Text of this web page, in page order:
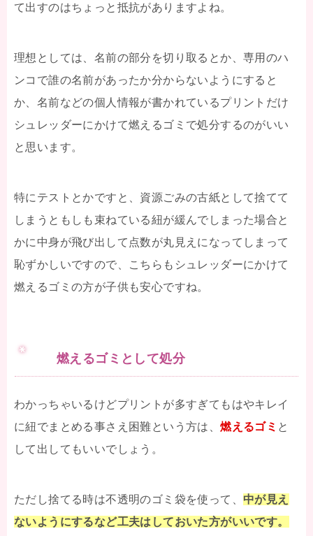
て出すのはちょっと抵抗がありますよね。
理想としては、名前の部分を切り取るとか、専用のハ
ンコで誰の名前があったか分からないようにすると
か、名前などの個人情報が書かれているプリントだけ
シュレッダーにかけて燃えるゴミで処分するのがいい
と思います。
特にテストとかですと、資源ごみの古紙として捨てて
しまうともしも束ねている紐が緩んでしまった場合と
かに中身が飛び出して点数が丸見えになってしまって
恥ずかしいですので、こちらもシュレッダーにかけて
燃えるゴミの方が子供も安心ですね。
燃えるゴミとして処分
わかっちゃいるけどプリントが多すぎてもはやキレイ
に紐でまとめる事さえ困難という方は、燃えるゴミ と
して出してもいいでしょう。
ただし捨てる時は不透明のゴミ袋を使って、 中が見え
ないようにするなど工夫はしておいた方がいいです。